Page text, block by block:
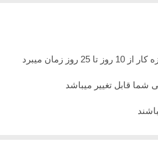
زمان میبرد
قابل تغییر میباشد